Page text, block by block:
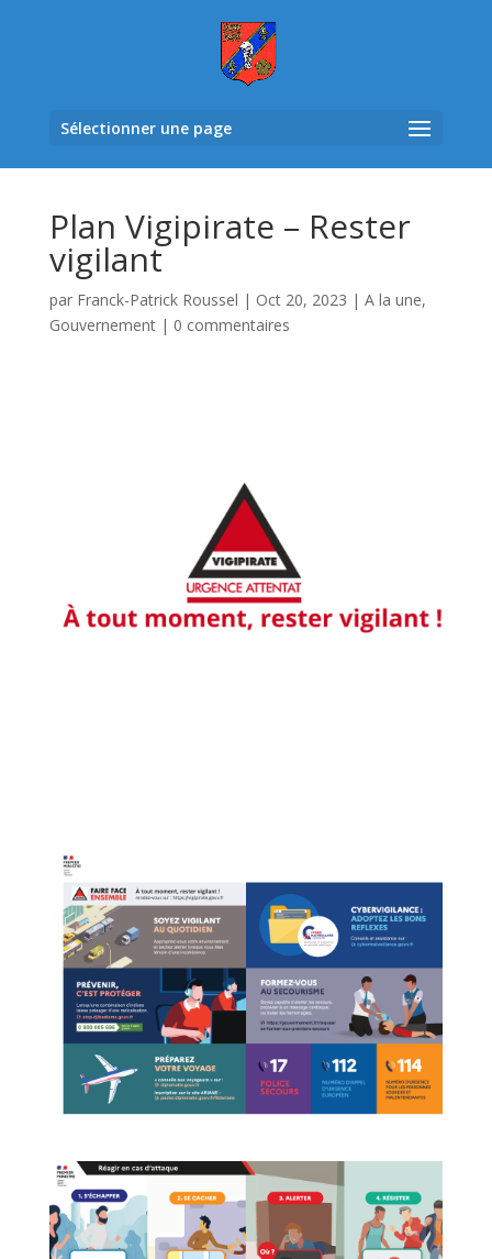
Sélectionner une page
Plan Vigipirate – Rester
vigilant
par Franck-Patrick Roussel | Oct 20, 2023 | A la une,
Gouvernement| 0 commentaires